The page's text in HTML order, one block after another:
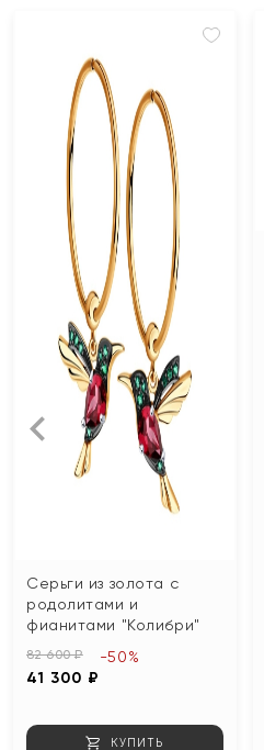
Серьги из золота с
родолитами и
фианитами "Колибри"
82 600 ₽
41 300 ₽
-50%
КУПИТЬ